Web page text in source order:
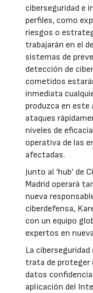
ciberseguridad e
perfiles, como
riesgos o
trabajarán en el
sistemas de
detección de
cometidos
inmediata
produzca en este
ataques
niveles de
operativa de las
afectadas.
Junto al ‘hub’ de
Madrid operará
nueva
ciberdefensa,
con un equipo
expertos en
La
trata de
datos
aplicación del